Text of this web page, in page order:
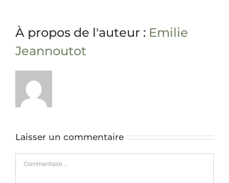
À propos de l'auteur : Emilie
Jeannoutot
Laisser un commentaire